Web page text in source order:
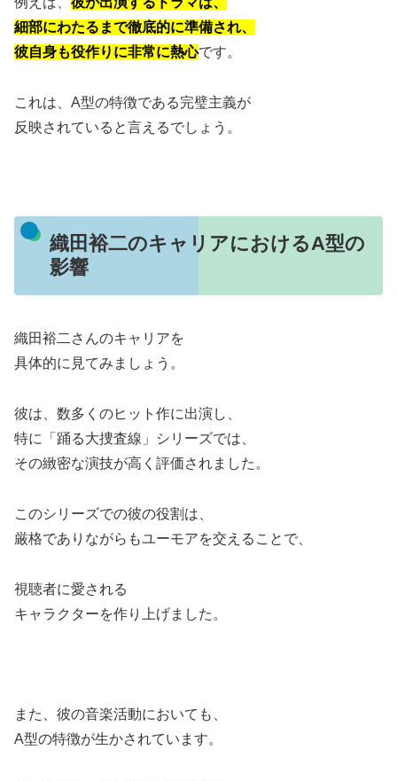
細部にわたるまで徹底的に準備され、
彼自身も役作りに非常に熱心です。
これは、A型の特徴である完璧主義が
反映されていると言えるでしょう。
織田裕二のキャリアにおけるA型の
影響
織田裕二さんのキャリアを
具体的に見てみましょう。
彼は、数多くのヒット作に出演し、
特に「踊る大捜査線」シリーズでは、
その緻密な演技が高く評価されました。
このシリーズでの彼の役割は、
厳格でありながらもユーモアを交えることで、
視聴者に愛される
キャラクターを作り上げました。
また、彼の音楽活動においても、
A型の特徴が生かされています。